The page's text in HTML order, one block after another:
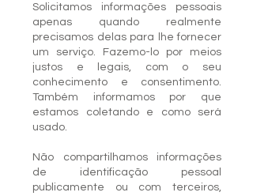
Solicitamos informações pessoais
apenas quando realmente
precisamos delas para lhe fornecer
um serviço. Fazemo-lo por meios
justos e legais, com o seu
conhecimento e consentimento.
Também informamos por que
estamos coletando e como será
usado.
Não compartilhamos informações
de identificação pessoal
publicamente ou com terceiros,